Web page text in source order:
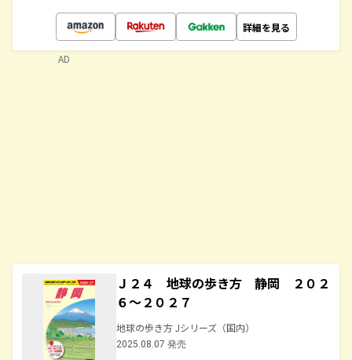
詳細を見る
Ｊ２４ 地球の歩き方 静岡 ２０２
６～２０２７
地球の歩き方 Jシリーズ（国内）
2025.08.07 発売
AD